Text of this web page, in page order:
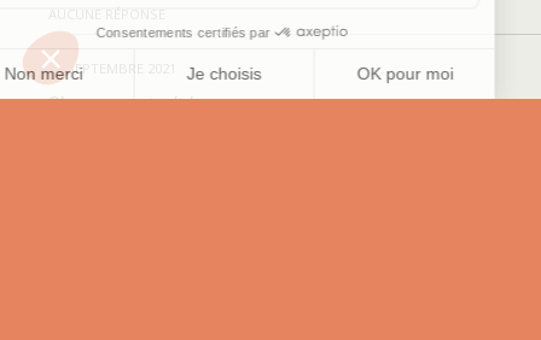
AUCUNE RÉPONSE
25 SEPTEMBRE 2021
Championnat vétérans